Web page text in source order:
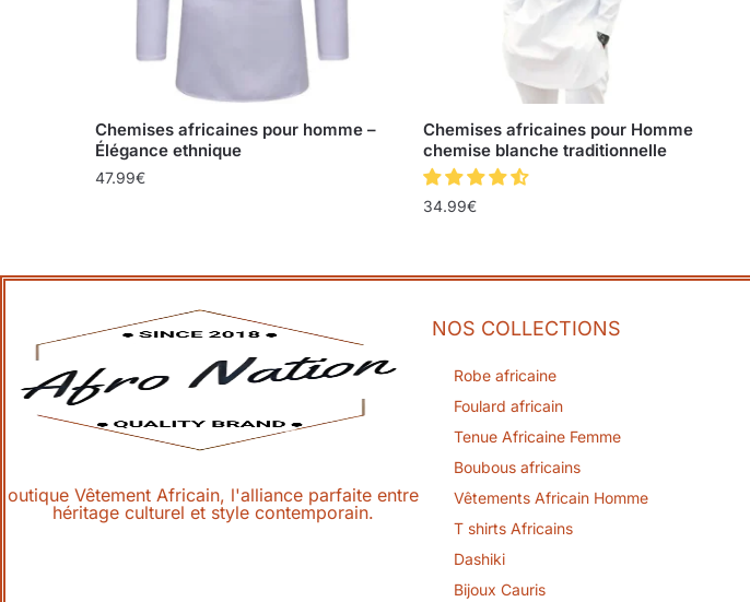
Chemises africaines pour homme –
Élégance ethnique
47.99€
Chemises africaines pour Homme
chemise blanche traditionnelle
34.99€
outique Vêtement Africain, l'alliance parfaite entre
héritage culturel et style contemporain.
NOS COLLECTIONS
Robe africaine
Foulard africain
Tenue Africaine Femme
Boubous africains
Vêtements Africain Homme
T shirts Africains
Dashiki
Bijoux Cauris